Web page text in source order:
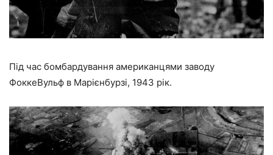
Під час бомбардування американцями заводу
ФоккеВульф в Марієнбурзі, 1943 рік.